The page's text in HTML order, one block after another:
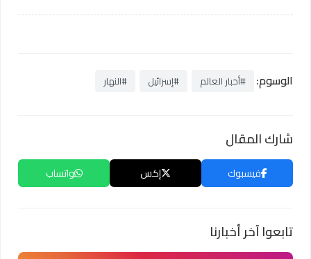
الوسوم: #أخبار العالم #إسرائيل #النهار
شارك المقال
فيسبوك إكس واتساب
تابعوا آخر أخبارنا